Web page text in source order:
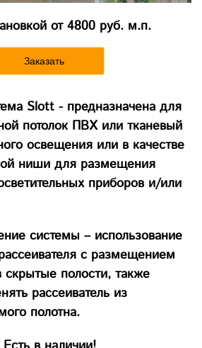
от 4800 руб. м.п.
Заказать
Slott - предназначена для
потолок ПВХ или тканевый
освещения или в качестве
ниши для размещения
приборов и/или
системы – использование
с размещением
скрытые полости, также
рассеиватель из
полотна.